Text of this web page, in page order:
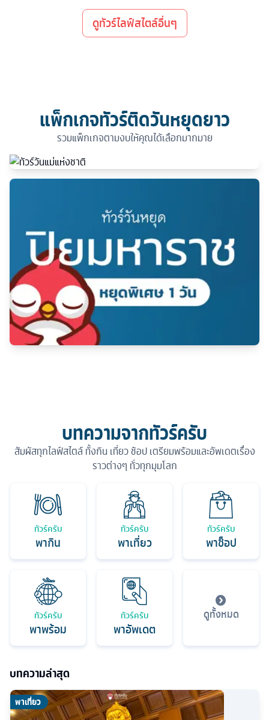
ดูทัวร์ไลฟ์สไตล์อื่นๆ
แพ็กเกจทัวร์ติดวันหยุดยาว
รวมแพ็กเกจตามงบให้คุณได้เลือกมากมาย
บทความจากทัวร์ครับ
สัมผัสทุกไลฟ์สไตล์ ทั้งกิน เที่ยว ช้อป เตรียมพร้อมและอัพเดตเรื่อง
ราวต่างๆ ทั่วทุกมุมโลก
ทัวร์ครับ
พากิน
ทัวร์ครับ
พาเที่ยว
ทัวร์ครับ
พาช็อป
ทัวร์ครับ
พาพร้อม
ทัวร์ครับ
พาอัพเดต
ดูทั้งหมด
บทความล่าสุด
พาเที่ยว